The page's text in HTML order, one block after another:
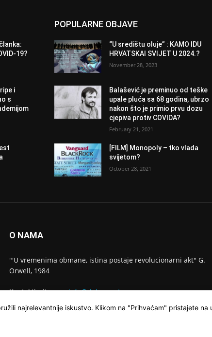
19?
i
s
POPULARNE OBJAVE
“U središtu oluje” : KAMO IDU
HRVATSKAI SVIJET U 2024.?
November 28, 2023
Balašević je preminuo od teške
upale pluća sa 68 godina, ubrzo
nakon što je primio prvu dozu
cjepiva protiv COVIDA?
February 21, 2021
[FILM] Monopoly – tko vlada
svijetom?
October 28, 2021
O NAMA
"'U vremenima obmane, istina postaje revolucionarni akt" G.
Orwell, 1984
Kontaktirajte nas:info@dokumentarac.com
najrelevantnije iskustvo. Klikom na "Prihvaćam" pristajete na